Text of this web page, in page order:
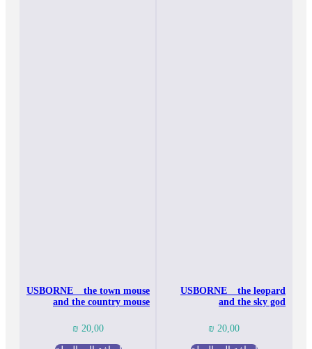
USBORNE _ the leopard
and the sky god
20,00
₪
USBORNE _ the town mouse
and the country mouse
20,00
₪